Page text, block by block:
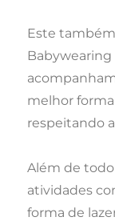
Este
melhor
respeitando
Além de
atividades
forma de